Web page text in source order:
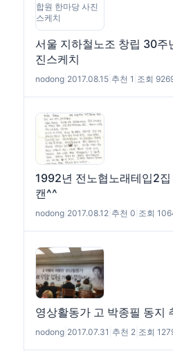
서울 지하철노조 창립 30주
진스케치
nodong 2017.08.15 추천 1 조회
1992년 전노협노래테입2
캔^^
nodong 2017.08.12 추천 0 조회
영상활동가 고 박종필 동지
nodong 2017.07.31 추천 2 조회